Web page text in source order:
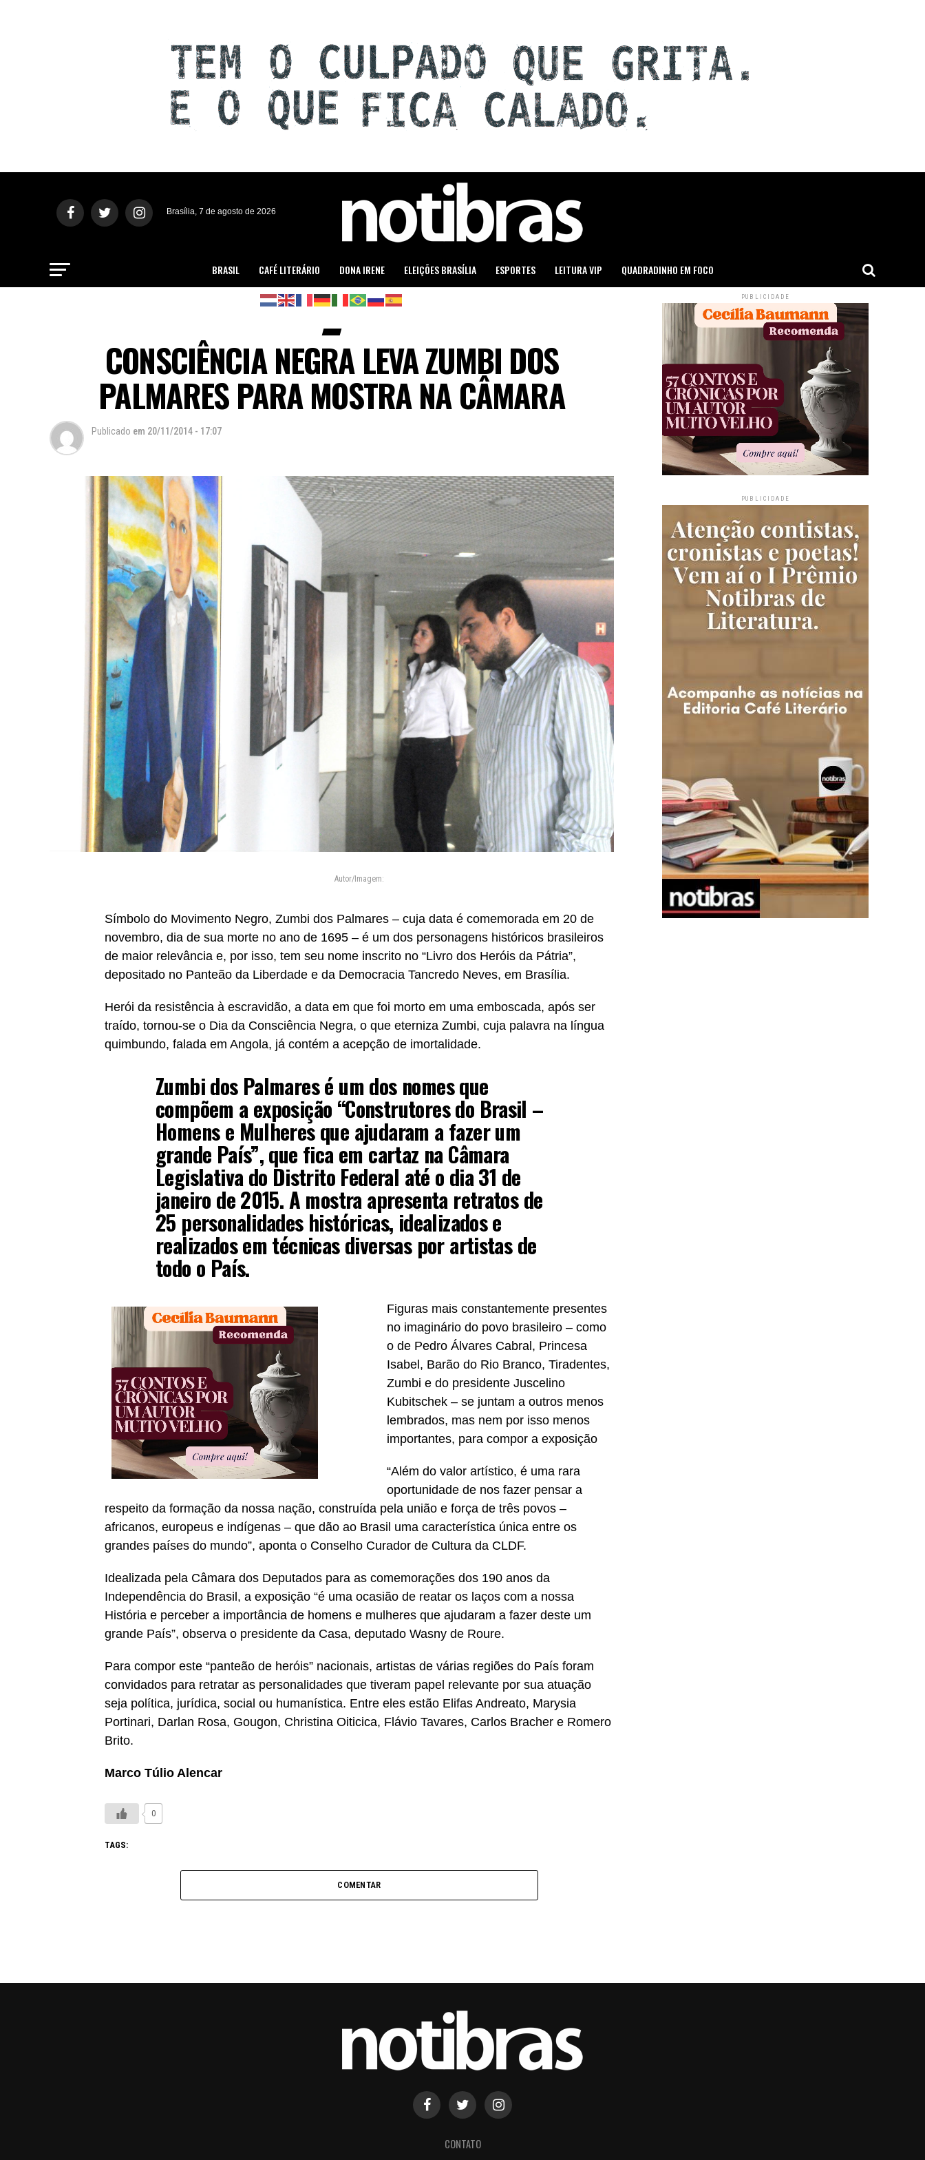
Brasília, 7 de agosto de 2026
BRASIL CAFÉ LITERÁRIO DONA IRENE ELEIÇÕES BRASÍLIA ESPORTES LEITURA VIP QUADRADINHO EM FOCO
CONSCIÊNCIA NEGRA LEVA ZUMBI DOS
PALMARES PARA MOSTRA NA CÂMARA
Publicado em 20/11/2014 - 17:07
Autor/Imagem:
Símbolo do Movimento Negro, Zumbi dos Palmares – cuja data é comemorada em 20 de
novembro, dia de sua morte no ano de 1695 – é um dos personagens históricos brasileiros
de maior relevância e, por isso, tem seu nome inscrito no “Livro dos Heróis da Pátria”,
depositado no Panteão da Liberdade e da Democracia Tancredo Neves, em Brasília.
Herói da resistência à escravidão, a data em que foi morto em uma emboscada, após ser
traído, tornou-se o Dia da Consciência Negra, o que eterniza Zumbi, cuja palavra na língua
quimbundo, falada em Angola, já contém a acepção de imortalidade.
Zumbi dos Palmares é um dos nomes que
compõem a exposição “Construtores do Brasil –
Homens e Mulheres que ajudaram a fazer um
grande País”, que fica em cartaz na Câmara
Legislativa do Distrito Federal até o dia 31 de
janeiro de 2015. A mostra apresenta retratos de
25 personalidades históricas, idealizados e
realizados em técnicas diversas por artistas de
todo o País.
Figuras mais constantemente presentes
no imaginário do povo brasileiro – como
o de Pedro Álvares Cabral, Princesa
Isabel, Barão do Rio Branco, Tiradentes,
Zumbi e do presidente Juscelino
Kubitschek – se juntam a outros menos
lembrados, mas nem por isso menos
importantes, para compor a exposição
“Além do valor artístico, é uma rara
oportunidade de nos fazer pensar a
respeito da formação da nossa nação, construída pela união e força de três povos –
africanos, europeus e indígenas – que dão ao Brasil uma característica única entre os
grandes países do mundo”, aponta o Conselho Curador de Cultura da CLDF.
Idealizada pela Câmara dos Deputados para as comemorações dos 190 anos da
Independência do Brasil, a exposição “é uma ocasião de reatar os laços com a nossa
História e perceber a importância de homens e mulheres que ajudaram a fazer deste um
grande País”, observa o presidente da Casa, deputado Wasny de Roure.
Para compor este “panteão de heróis” nacionais, artistas de várias regiões do País foram
convidados para retratar as personalidades que tiveram papel relevante por sua atuação
seja política, jurídica, social ou humanística. Entre eles estão Elifas Andreato, Marysia
Portinari, Darlan Rosa, Gougon, Christina Oiticica, Flávio Tavares, Carlos Bracher e Romero
Brito.
Marco Túlio Alencar
0
TAGS:
COMENTAR
PUBLICIDADE
PUBLICIDADE
CONTATO